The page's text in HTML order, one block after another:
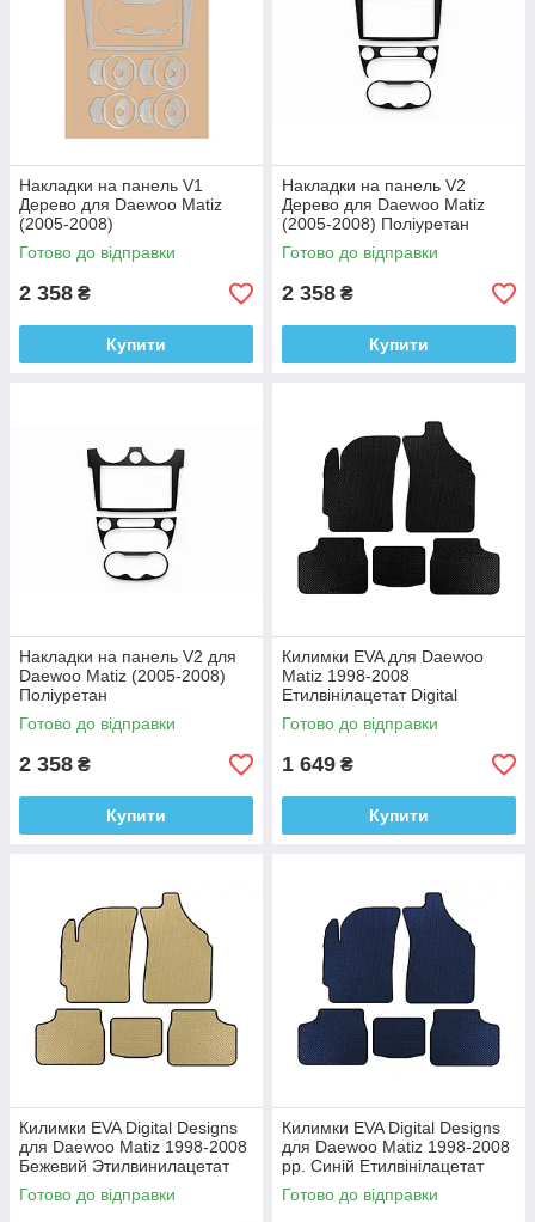
Накладки на панель V1
Дерево для Daewoo Matiz
(2005-2008)
Готово до відправки
2 358 ₴
Купити
Накладки на панель V2
Дерево для Daewoo Matiz
(2005-2008) Поліуретан
Готово до відправки
2 358 ₴
Купити
Накладки на панель V2 для
Daewoo Matiz (2005-2008)
Поліуретан
Готово до відправки
2 358 ₴
Купити
Килимки EVA для Daewoo
Matiz 1998-2008
Етилвінілацетат Digital
Designs
Готово до відправки
1 649 ₴
Купити
Килимки EVA Digital Designs
для Daewoo Matiz 1998-2008
Бежевий Этилвинилацетат
Готово до відправки
Килимки EVA Digital Designs
для Daewoo Matiz 1998-2008
рр. Синій Етилвінілацетат
Готово до відправки